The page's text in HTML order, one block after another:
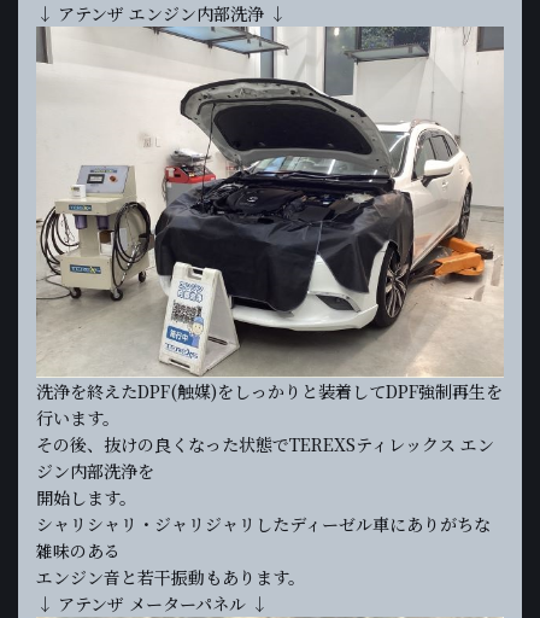
↓ アテンザ エンジン内部洗浄 ↓
洗浄を終えたDPF(触媒)をしっかりと装着してDPF強制再生を
行います。
その後、抜けの良くなった状態でTEREXSティレックス エン
ジン内部洗浄を
開始します。
シャリシャリ・ジャリジャリしたディーゼル車にありがちな
雑味のある
エンジン音と若干振動もあります。
↓ アテンザ メーターパネル ↓